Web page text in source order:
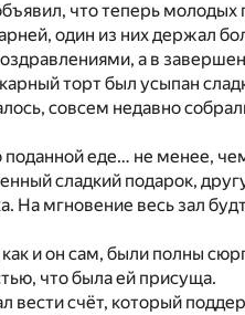
что теперь молодых
один из них держал
а в
торт был усыпан
совсем недавно
поданной еде… не менее,
сладкий подарок,
мгновение весь зал
и он сам, были полны
что была ей присуща.
вести счёт, который